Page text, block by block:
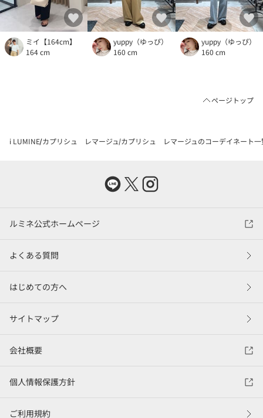
ミイ【164cm】
164 cm
yuppy（ゆっぴ）
160 cm
yuppy（ゆっぴ）
160 cm
ページトップ
i LUMINE カプリシュ レマージュ カプリシュ レマージュのコーデイネート一
ルミネ公式ホームページ
よくある質問
はじめての方へ
サイトマップ
会社概要
個人情報保護方針
ご利用規約